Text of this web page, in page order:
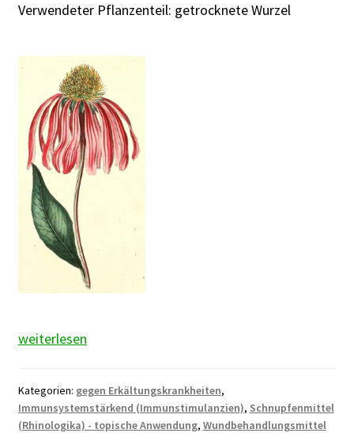
Verwendeter Pflanzenteil: getrocknete Wurzel
Sonnenhut
Arten)
weiterlesen
Kategorien: gegen Erkältungskrankheiten,
Immunsystemstärkend (Immunstimulanzien), Schnupfenmittel
(Rhinologika) - topische Anwendung, Wundbehandlungsmittel